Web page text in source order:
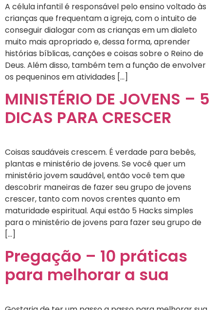
A célula infantil é responsável pelo ensino voltado às
crianças que frequentam a igreja, com o intuito de
conseguir dialogar com as crianças em um dialeto
muito mais apropriado e, dessa forma, aprender
histórias bíblicas, canções e coisas sobre o Reino de
Deus. Além disso, também tem a função de envolver
os pequeninos em atividades […]
MINISTÉRIO DE JOVENS – 5
DICAS PARA CRESCER
Coisas saudáveis ​​crescem. É verdade para bebês,
plantas e ministério de jovens. Se você quer um
ministério jovem saudável, então você tem que
descobrir maneiras de fazer seu grupo de jovens
crescer, tanto com novos crentes quanto em
maturidade espiritual. Aqui estão 5 Hacks simples
para o ministério de jovens para fazer seu grupo de
[…]
Pregação – 10 práticas
para melhorar a sua